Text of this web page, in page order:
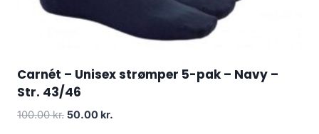
Carnét – Unisex strømper 5-pak – Navy –
Str. 43/46
100.00kr. Original
50.00 kr.